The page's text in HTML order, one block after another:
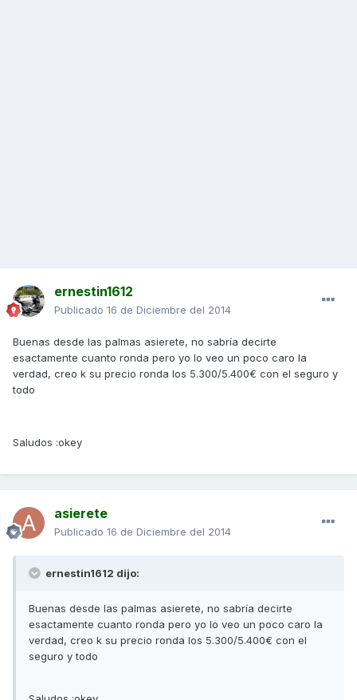
ernestin1612
Publicado 16 de Diciembre del 2014
Buenas desde las palmas asierete, no sabría decirte
esactamente cuanto ronda pero yo lo veo un poco caro la
verdad, creo k su precio ronda los 5.300/5.400€ con el seguro y
todo
Saludos :okey
asierete
Publicado 16 de Diciembre del 2014
ernestin1612 dijo:
Buenas desde las palmas asierete, no sabría decirte
esactamente cuanto ronda pero yo lo veo un poco caro la
verdad, creo k su precio ronda los 5.300/5.400€ con el
seguro y todo